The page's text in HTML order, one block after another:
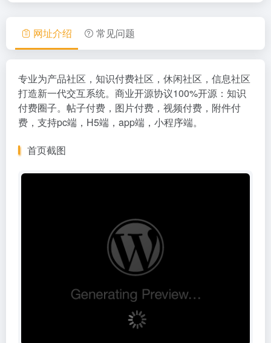
网址介绍 常见问题
专业为产品社区，知识付费社区，休闲社区，信息社区
打造新一代交互系统。商业开源协议100%开源：知识
付费圈子。帖子付费，图片付费，视频付费，附件付
费，支持pc端，H5端，app端，小程序端。
首页截图